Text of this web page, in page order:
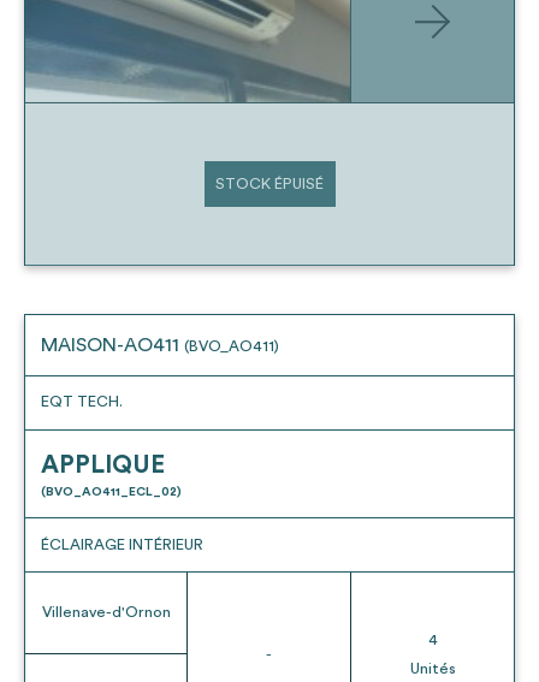
STOCK ÉPUISÉ
MAISON-AO411 (BVO_AO411)
EQT TECH.
APPLIQUE
(BVO_AO411_ECL_02)
ÉCLAIRAGE INTÉRIEUR
Villenave-d'Ornon
-
4
Unités